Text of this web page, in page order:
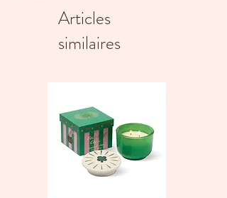
Articles
similaires